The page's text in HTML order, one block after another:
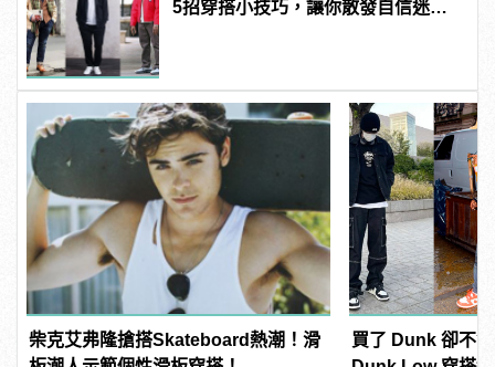
5招穿搭小技巧，讓你散發自信迷人
柴克艾弗隆搶搭Skateboard熱潮！滑
買了 Dunk 卻不